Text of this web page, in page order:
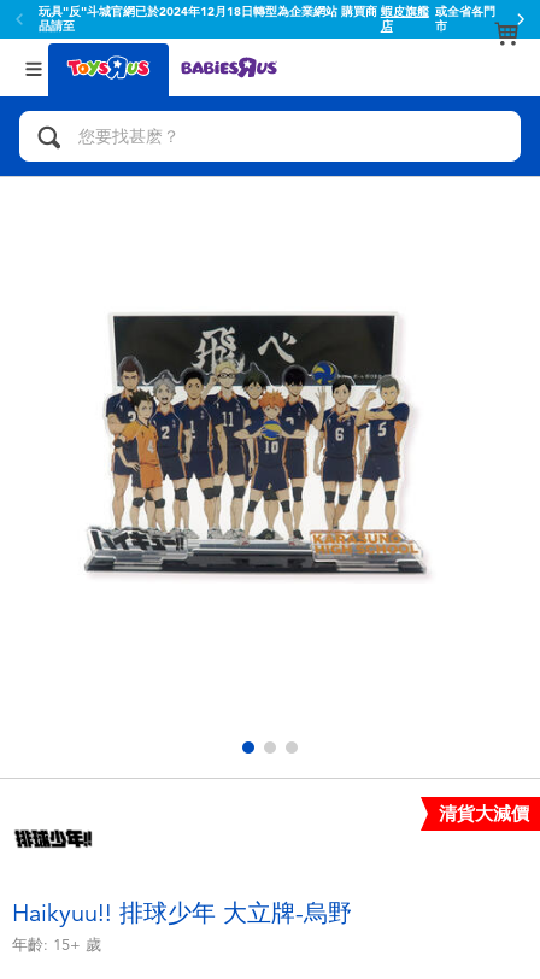
玩具"反"斗城官網已於2024年12月18日轉型為企業網站 購買商
品請至
蝦皮旗艦
店
或全省各門
市
返回
分類目錄
人氣英雄,角色扮演,射擊玩具
玩具車,貨車,火車及遙控系列
手工藝,文具,蠟筆,泥膠,畫板
娃娃, 芭比,收藏公仔
電子玩具
返回
品牌
Toy Story玩具總動員
Fuggler
Miniso名創優品
playpop
LEGO樂高
清貨大減價
Haikyuu!! 排球少年 大立牌-烏野
年齡: 15+ 歲